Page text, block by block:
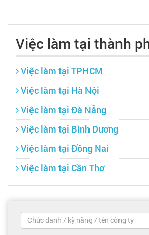
Việc làm tại thành
Việc làm tại TPHCM
Việc làm tại Hà Nội
Việc làm tại Đà Nẵng
Việc làm tại Bình Dương
Việc làm tại Đồng Nai
Việc làm tại Cần Thơ